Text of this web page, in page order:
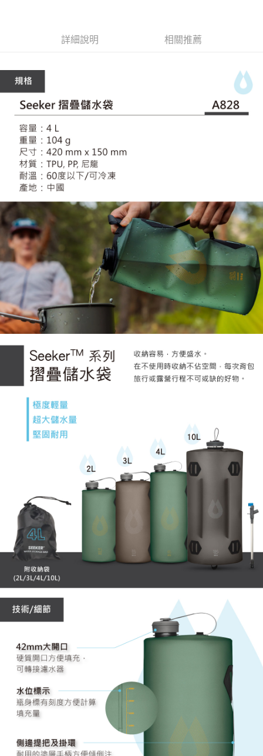
是否繳費成功／繳費後需取消欲退款等相關疑問，請聯繫「AFTEE先享後付
客戶支援中心」 https://netprotections.freshdesk.com/support/home
１．透過由恩沛科技股份有限公司提供之「AFTEE先享後付」服務完成之交
易，需依本服務之必要範圍內提供個人資料，並將交易相關給付款項請求債
權轉讓予恩沛科技股份有限公司。
２．關於個人資料處理事宜，請瀏覽以下網址：
３．未成年的使用者請事先徵得法定代理人或監護人之同意方可使用
「AFTEE先享後付」，若未經同意申辦者引起之損失，本公司不負相關責
任。
４．使用「AFTEE先享後付」時，將依據個別帳號之用戶狀況，依本公司即
時審查核予不同之上限額度；若仍有額度不足之情形，本公司將視審查結果
請求用戶進行身份認證。
恩沛科技股份有限公司將有權停止該用戶之使用額度並採取法律行動。
貨到付款
每筆NT$130，滿NT$3,000(含以上)免運費
詳細說明 相關推薦